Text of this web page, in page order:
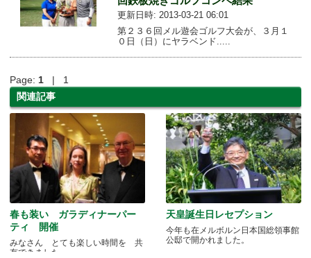
更新日時: 2013-03-21 06:01
第２３６回メル遊会ゴルフ大会が、３月１
０日（日）にヤラベンド.....
Page: 1 | 1
関連記事
春も装い ガラディナーパー
ティ 開催
みなさん とても楽しい時間を 共
有できました
天皇誕生日レセプション
今年も在メルボルン日本国総領事館
公邸で開かれました。